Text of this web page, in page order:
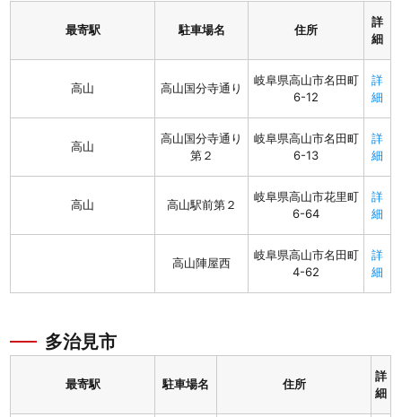
最寄駅 駐車場名 住所
詳
細
高山 高山国分寺通り
岐阜県高山市名田町
6-12
詳
細
高山
高山国分寺通り
第２
岐阜県高山市名田町
6-13
詳
細
高山 高山駅前第２
岐阜県高山市花里町
6-64
詳
細
高山陣屋西
岐阜県高山市名田町
4-62
詳
細
多治見市
最寄駅 駐車場名 住所
詳
細